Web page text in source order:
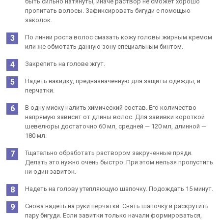
пропитать волосы. Зафиксировать бигуди с помощью
заколок.
По линии роста волос смазать кожу головы жирным кремом
или же обмотать данную зону специальным бинтом.
Закрепить на голове жгут.
Надеть накидку, предназначенную для защиты одежды, и
перчатки.
В одну миску налить химический состав. Его количество
напрямую зависит от длины волос. Для завивки короткой
шевелюры достаточно 60 мл, средней — 120 мл, длинной —
180 мл.
Тщательно обработать раствором закрученные пряди.
Делать это нужно очень быстро. При этом нельзя пропустить
ни один завиток.
Надеть на голову утепляющую шапочку. Подождать 15 минут.
Снова надеть на руки перчатки. Снять шапочку и раскрутить
пару бигуди. Если завитки только начали формироваться,